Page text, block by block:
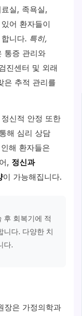
실, 족욕실,
어 환자들이
니다. 특히,
통증 관리와
진센터 및 외래
은 추적 관리를
신적 안정 또한
해 심리 상담
해 환자들은
, 정신과
이 가능해집니다.
후 회복기에 적
니다. 다양한 치
다.
장은 가정의학과